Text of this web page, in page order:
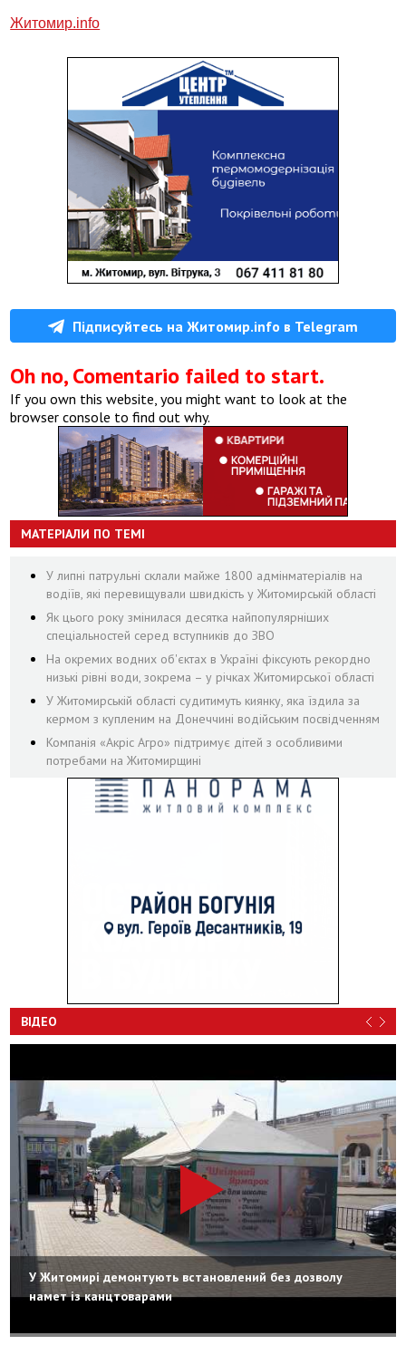
Житомир.info
Підписуйтесь на Житомир.info в Telegram
Oh no, Comentario failed to start.
If you own this website, you might want to look at the
browser console to find out why.
МАТЕРІАЛИ ПО ТЕМІ
У липні патрульні склали майже 1800 адмінматеріалів на
водіїв, які перевищували швидкість у Житомирській області
Як цього року змінилася десятка найпопулярніших
спеціальностей серед вступників до ЗВО
На окремих водних об'єктах в Україні фіксують рекордно
низькі рівні води, зокрема – у річках Житомирської області
У Житомирській області судитимуть киянку, яка їздила за
кермом з купленим на Донеччині водійським посвідченням
Компанія «Акріс Агро» підтримує дітей з особливими
потребами на Житомирщині
ВІДЕО
У Житомирі демонтують встановлений без дозволу
намет із канцтоварами